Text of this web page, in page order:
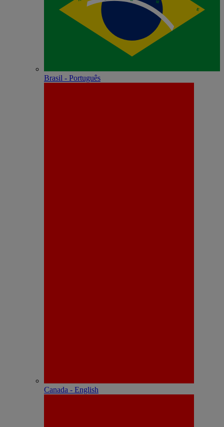
Brasil - Português
Canada - English